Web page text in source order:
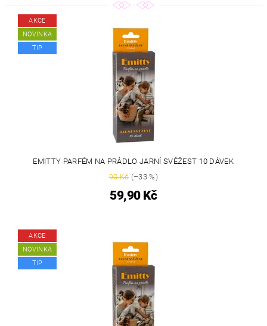
AKCE
NOVINKA
TIP
EMITTY PARFÉM NA PRÁDLO JARNÍ SVĚŽEST 10 DÁVEK
90 Kč(–33 %)
59,90 Kč
AKCE
NOVINKA
TIP